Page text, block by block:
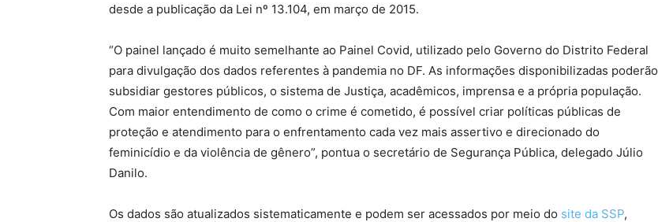
desde a publicação da Lei nº 13.104, em março de 2015.
“O painel lançado é muito semelhante ao Painel Covid, utilizado pelo Governo do Distrito Federal
para divulgação dos dados referentes à pandemia no DF. As informações disponibilizadas poderão
subsidiar gestores públicos, o sistema de Justiça, acadêmicos, imprensa e a própria população.
Com maior entendimento de como o crime é cometido, é possível criar políticas públicas de
proteção e atendimento para o enfrentamento cada vez mais assertivo e direcionado do
feminicídio e da violência de gênero”, pontua o secretário de Segurança Pública, delegado Júlio
Danilo.
Os dados são atualizados sistematicamente e podem ser acessados por meio do site da SSP,